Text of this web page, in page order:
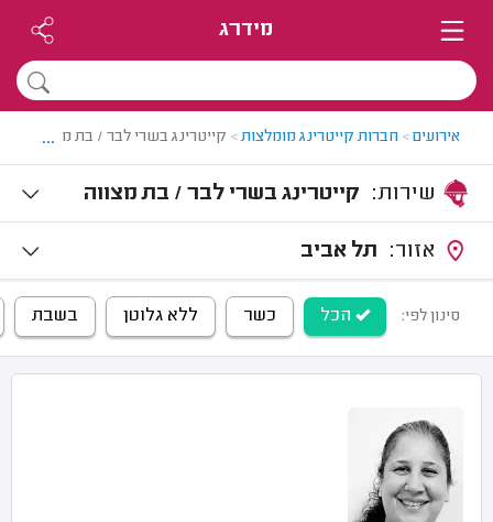
מידרג
אירועים> חברות קייטרינג מומלצות> קייטרינג בשרי לבר / בת מצווה
...
קייטרינג בשרי לבר / בת מצווה
תל אביב
סינון לפי: הכל כשר ללא גלוטן בשבת